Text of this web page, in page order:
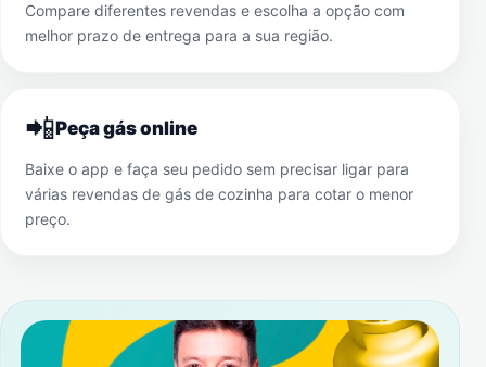
Compare diferentes revendas e escolha a opção com
melhor prazo de entrega para a sua região.
📲Peça gás online
Baixe o app e faça seu pedido sem precisar ligar para
várias revendas de gás de cozinha para cotar o menor
preço.